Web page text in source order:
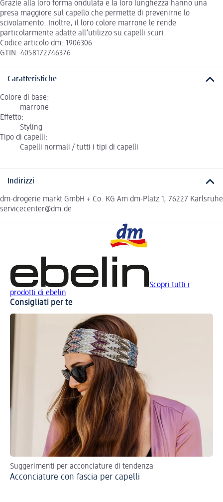
Grazie alla loro forma ondulata e la loro lunghezza hanno una
presa maggiore sul capello che permette di prevenirne lo
scivolamento. Inoltre, il loro colore marrone le rende
particolarmente adatte all’utilizzo su capelli scuri.
Codice articolo dm: 1906306
GTIN: 4058172746376
Caratteristiche
Colore di base:
marrone
Effetto:
Styling
Tipo di capelli:
Capelli normali / tutti i tipi di capelli
Indirizzi
dm-drogerie markt GmbH + Co. KG Am dm-Platz 1, 76227 Karlsruhe
servicecenter@dm.de
Scopri tutti i
prodotti di ebelin
Consigliati per te
Suggerimenti per acconciature di tendenza
Acconciature con fascia per capelli